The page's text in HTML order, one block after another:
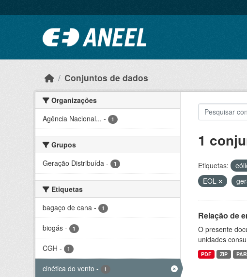
Conjuntos de dados
Organizações
Agência Nacional... - 1
Grupos
Geração Distribuída - 1
Etiquetas
bagaço de cana - 1
biogás - 1
CGH - 1
cinética do vento - 1
1
Etiquetas:
EOL
Relação de
O presente
unidades
PDF ZIP